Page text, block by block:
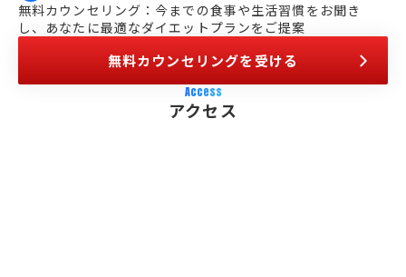
無料カウンセリング：今までの食事や生活習慣をお聞き
し、あなたに最適なダイエットプランをご提案
無料カウンセリングを受ける
Access
アクセス